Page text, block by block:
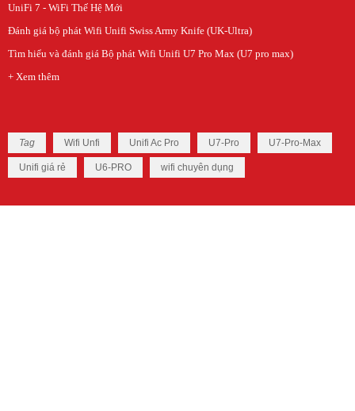
UniFi 7 - WiFi Thế Hệ Mới
Đánh giá bộ phát Wifi Unifi Swiss Army Knife (UK-Ultra)
Tìm hiểu và đánh giá Bộ phát Wifi Unifi U7 Pro Max (U7 pro max)
+ Xem thêm
Tag Wifi Unfi Unifi Ac Pro U7-Pro U7-Pro-Max
Unifi giá rẻ U6-PRO wifi chuyên dụng